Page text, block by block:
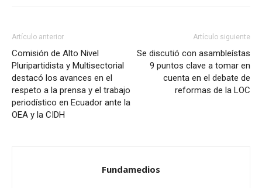
Artículo anterior
Comisión de Alto Nivel
Pluripartidista y Multisectorial
destacó los avances en el
respeto a la prensa y el trabajo
periodístico en Ecuador ante la
OEA y la CIDH
Artículo siguiente
Se discutió con asambleístas
9 puntos clave a tomar en
cuenta en el debate de
reformas de la LOC
Fundamedios